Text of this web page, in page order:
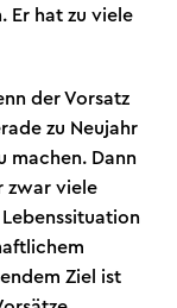
Er hat zu viele
der Vorsatz
zu Neujahr
machen. Dann
zwar viele
Ziel ist